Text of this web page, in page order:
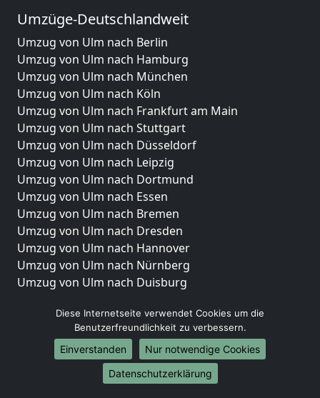
Umzüge-Deutschlandweit
Umzug von Ulm nach Berlin
Umzug von Ulm nach Hamburg
Umzug von Ulm nach München
Umzug von Ulm nach Köln
Umzug von Ulm nach Frankfurt am Main
Umzug von Ulm nach Stuttgart
Umzug von Ulm nach Düsseldorf
Umzug von Ulm nach Leipzig
Umzug von Ulm nach Dortmund
Umzug von Ulm nach Essen
Umzug von Ulm nach Bremen
Umzug von Ulm nach Dresden
Umzug von Ulm nach Hannover
Umzug von Ulm nach Nürnberg
Umzug von Ulm nach Duisburg
Umzug von Ulm nach Wuppertal
Umzug von Ulm nach Bielefeld
Umzug von Ulm nach Bonn
Umzug von Ulm nach Münster
Diese Internetseite verwendet Cookies um die
Benutzerfreundlichkeit zu verbessern.
Einverstanden
Nur notwendige Cookies
Datenschutzerklärung